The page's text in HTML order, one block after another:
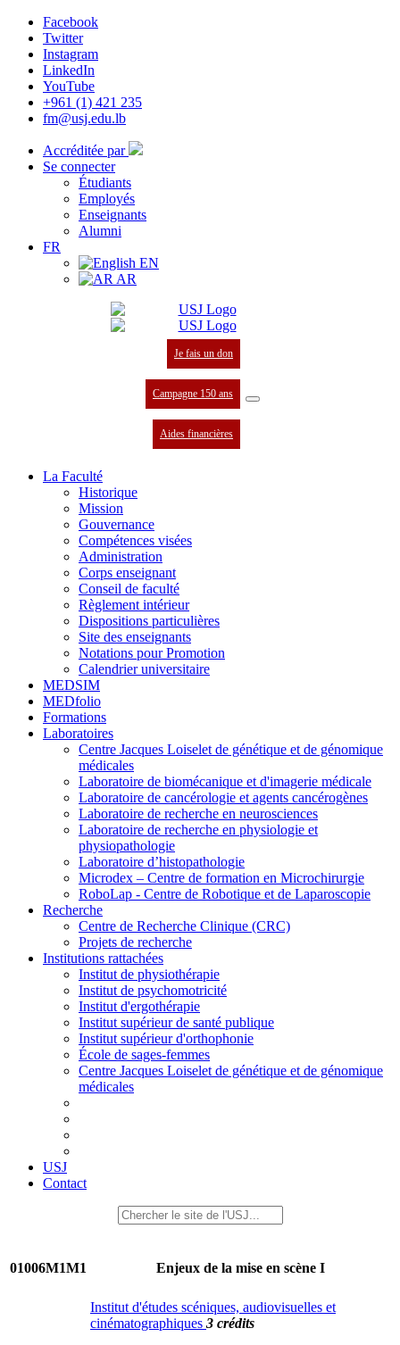
Facebook
Twitter
Instagram
LinkedIn
YouTube
+961 (1) 421 235
fm@usj.edu.lb
Accréditée par
Se connecter
Étudiants
Employés
Enseignants
Alumni
FR
EN
AR
Je fais un don
Campagne 150 ans
Aides financières
La Faculté
Historique
Mission
Gouvernance
Compétences visées
Administration
Corps enseignant
Conseil de faculté
Règlement intérieur
Dispositions particulières
Site des enseignants
Notations pour Promotion
Calendrier universitaire
MEDSIM
MEDfolio
Formations
Laboratoires
Centre Jacques Loiselet de génétique et de génomique
médicales
Laboratoire de biomécanique et d'imagerie médicale
Laboratoire de cancérologie et agents cancérogènes
Laboratoire de recherche en neurosciences
Laboratoire de recherche en physiologie et
physiopathologie
Laboratoire d’histopathologie
Microdex – Centre de formation en Microchirurgie
RoboLap - Centre de Robotique et de Laparoscopie
Recherche
Centre de Recherche Clinique (CRC)
Projets de recherche
Institutions rattachées
Institut de physiothérapie
Institut de psychomotricité
Institut d'ergothérapie
Institut supérieur de santé publique
Institut supérieur d'orthophonie
École de sages-femmes
Centre Jacques Loiselet de génétique et de génomique
médicales
USJ
Contact
01006M1M1 Enjeux de la mise en scène I
Institut d'études scéniques, audiovisuelles et
cinématographiques 3 crédits